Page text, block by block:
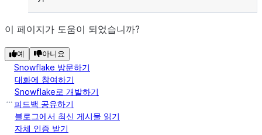
이 페이지가 도움이 되었습니까?
예 아니요
Snowflake 방문하기
대화에 참여하기
Snowflake로 개발하기
피드백 공유하기
블로그에서 최신 게시물 읽기
자체 인증 받기